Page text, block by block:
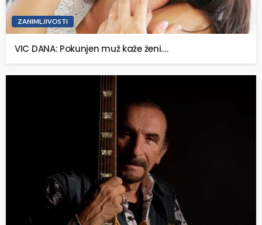
ZANIMLJIVOSTI
VIC DANA: Pokunjen muž kaže ženi….